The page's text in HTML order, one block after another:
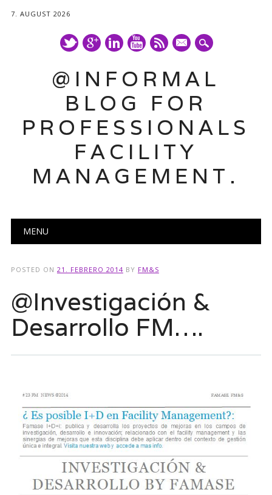
7. AUGUST 2026
mail
@INFORMAL
BLOG FOR
PROFESSIONALS
FACILITY
MANAGEMENT.
Main menu
MENU
POSTED ON 21. FEBRERO 2014 BY FM&S
@Investigación &
Desarrollo FM….